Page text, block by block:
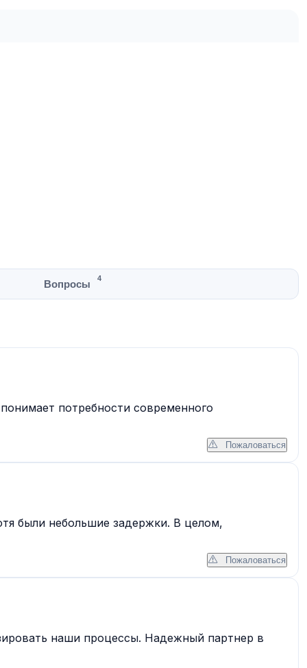
Вопросы 4
потребности современного
Пожаловаться
были небольшие задержки. В целом,
Пожаловаться
наши процессы. Надежный партнер в